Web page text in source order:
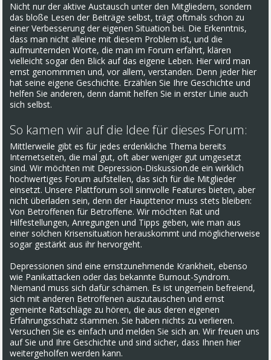
Nicht nur der aktive Austausch unter den Mitgliedern, sondern
das bloße Lesen der Beiträge selbst, trägt oftmals schon zu
einer Verbesserung der eigenen Situation bei. Die Erkenntnis,
dass man nicht alleine mit diesem Problem ist, und die
aufmunternden Worte, die man im Forum erfährt, klären
vielleicht sogar den Blick auf das eigene Leben. Hier wird man
ernst genommmen und, vor allem, verstanden. Denn jeder hier
hat seine eigene Geschichte. Erzählen Sie Ihre Geschichte und
helfen Sie anderen, denn damit helfen Sie in erster Linie auch
sich selbst.
So kamen wir auf die Idee für dieses Forum:
Mittlerweile gibt es für jedes erdenkliche Thema bereits
Internetseiten, die mal gut, oft aber weniger gut umgesetzt
sind. Wir möchten mit Depression-Diskussion.de ein wirklich
hochwertiges Forum aufstellen, das sich für die Mitglieder
einsetzt. Unsere Plattforum soll sinnvolle Features bieten, aber
nicht überladen sein, denn der Haupttenor muss stets bleiben:
Von Betroffenen für Betroffene. Wir möchten Rat und
Hilfestellungen, Anregungen und Tipps geben, wie man aus
einer solchen Krisensituation herauskommt und möglicherweise
sogar gestärkt aus ihr hervorgeht.
Depressionen sind eine ernstzunehmende Krankheit, ebenso
wie Panikattacken oder das bekannte Burnout-Syndrom.
Niemand muss sich dafür schämen. Es ist ungemein befreiend,
sich mit anderen Betroffenen auszutauschen und ernst
gemeinte Ratschläge zu hören, die aus deren eigenen
Erfahrungsschatz stammen. Sie haben nichts zu verlieren.
Versuchen Sie es einfach und melden Sie sich an. Wir freuen uns
auf Sie und Ihre Geschichte und sind sicher, dass Ihnen hier
weitergeholfen werden kann.